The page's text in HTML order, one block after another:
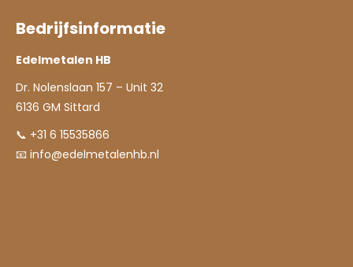
Bedrijfsinformatie
Edelmetalen HB
Dr. Nolenslaan 157 – Unit 32
6136 GM Sittard
📞 +31 6 15535866
📧 info@edelmetalenhb.nl